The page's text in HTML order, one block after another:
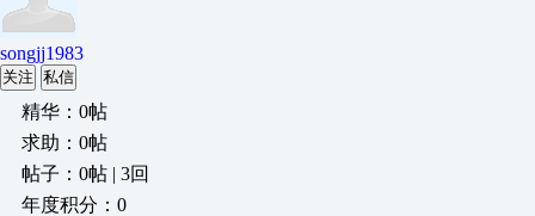
songjj1983
关注 私信
精华：0帖
求助：0帖
帖子：0帖 | 3回
年度积分：0